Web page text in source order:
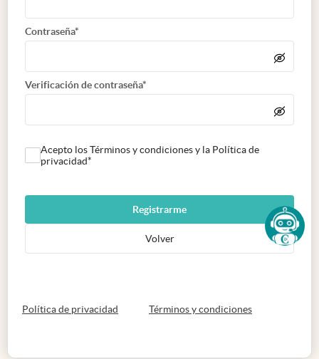
Contraseña*
Verificación de contraseña*
Acepto los Términos y condiciones y la Política de
privacidad*
Registrarme
Volver
Política de privacidad abre en nueva pestaña
Términos y condicionesabre en nueva